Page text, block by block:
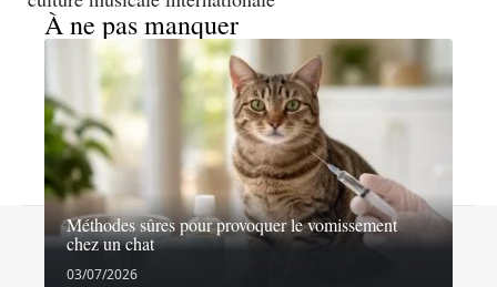
À ne pas manquer
Méthodes sûres pour provoquer le vomissement
chez un chat
03/07/2026
Contact Mentions légales Sitemap